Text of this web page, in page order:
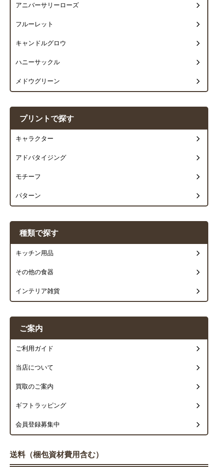
アニバーサリーローズ
フルーレット
キャンドルグロウ
ハニーサックル
メドウグリーン
プリントで探す
キャラクター
アドバタイジング
モチーフ
パターン
種類で探す
キッチン用品
その他の食器
インテリア雑貨
ご案内
ご利用ガイド
当店について
買取のご案内
ギフトラッピング
会員登録募集中
送料（梱包資材費用含む）